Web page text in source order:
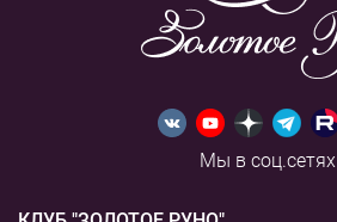
Мы в соц.сетях